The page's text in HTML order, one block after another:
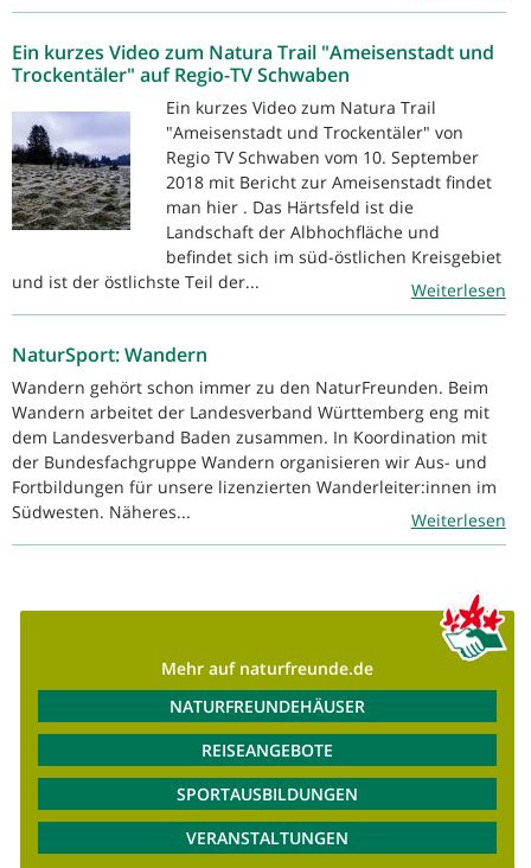
Ein kurzes Video zum Natura Trail "Ameisenstadt und
Trockentäler" auf Regio-TV Schwaben
Ein kurzes Video zum Natura Trail
"Ameisenstadt und Trockentäler" von
Regio TV Schwaben vom 10. September
2018 mit Bericht zur Ameisenstadt findet
man hier . Das Härtsfeld ist die
Landschaft der Albhochfläche und
befindet sich im süd-östlichen Kreisgebiet
und ist der östlichste Teil der...
Weiterlesen
NaturSport: Wandern
Wandern gehört schon immer zu den NaturFreunden. Beim
Wandern arbeitet der Landesverband Württemberg eng mit
dem Landesverband Baden zusammen. In Koordination mit
der Bundesfachgruppe Wandern organisieren wir Aus- und
Fortbildungen für unsere lizenzierten Wanderleiter:innen im
Südwesten. Näheres...
Weiterlesen
Mehr auf naturfreunde.de
NATURFREUNDEHÄUSER
REISEANGEBOTE
SPORTAUSBILDUNGEN
VERANSTALTUNGEN